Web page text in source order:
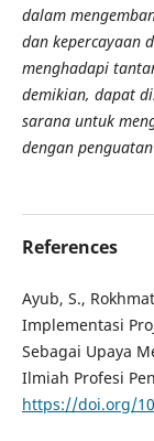
dalam
dan kepercayaan
menghadapi
demikian, dapat
sarana untuk
dengan
References
Ayub, S.,
Implementasi
Sebagai Upaya
Ilmiah Profesi
https://doi.org/